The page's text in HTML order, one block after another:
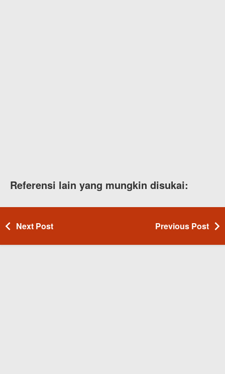
Referensi lain yang mungkin disukai:
Next Post Previous Post